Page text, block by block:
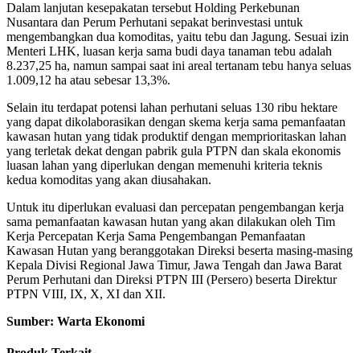
Dalam lanjutan kesepakatan tersebut Holding Perkebunan
Nusantara dan Perum Perhutani sepakat berinvestasi untuk
mengembangkan dua komoditas, yaitu tebu dan Jagung. Sesuai izin
Menteri LHK, luasan kerja sama budi daya tanaman tebu adalah
8.237,25 ha, namun sampai saat ini areal tertanam tebu hanya seluas
1.009,12 ha atau sebesar 13,3%.
Selain itu terdapat potensi lahan perhutani seluas 130 ribu hektare
yang dapat dikolaborasikan dengan skema kerja sama pemanfaatan
kawasan hutan yang tidak produktif dengan memprioritaskan lahan
yang terletak dekat dengan pabrik gula PTPN dan skala ekonomis
luasan lahan yang diperlukan dengan memenuhi kriteria teknis
kedua komoditas yang akan diusahakan.
Untuk itu diperlukan evaluasi dan percepatan pengembangan kerja
sama pemanfaatan kawasan hutan yang akan dilakukan oleh Tim
Kerja Percepatan Kerja Sama Pengembangan Pemanfaatan
Kawasan Hutan yang beranggotakan Direksi beserta masing-masing
Kepala Divisi Regional Jawa Timur, Jawa Tengah dan Jawa Barat
Perum Perhutani dan Direksi PTPN III (Persero) beserta Direktur
PTPN VIII, IX, X, XI dan XII.
Sumber: Warta Ekonomi